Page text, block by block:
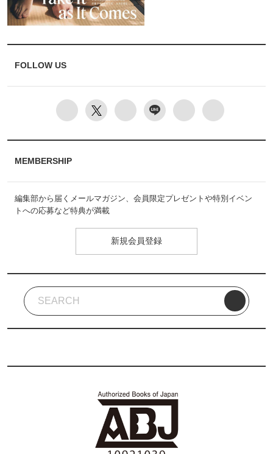
FOLLOW US
MEMBERSHIP
編集部から届くメールマガジン、会員限定プレゼントや特別イベン
トへの応募など特典が満載
新規会員登録